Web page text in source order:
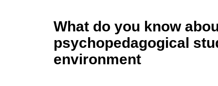
What do you know
psychopedagogical
environment